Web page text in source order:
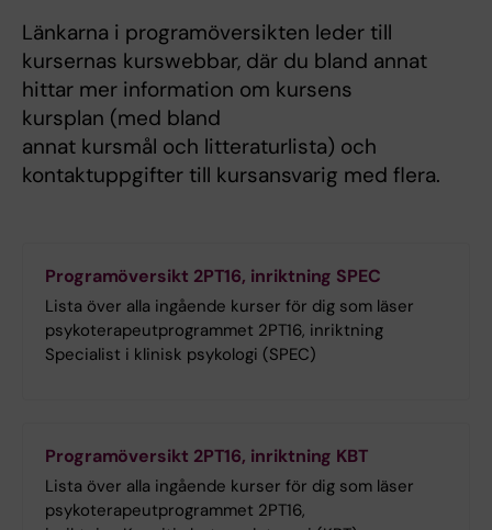
Länkarna i programöversikten leder till
kursernas kurswebbar, där du bland annat
hittar mer information om kursens
kursplan (med bland
annat kursmål och litteraturlista) och
kontaktuppgifter till kursansvarig med flera.
Programöversikt 2PT16, inriktning SPEC
Lista över alla ingående kurser för dig som läser
psykoterapeutprogrammet 2PT16, inriktning
Specialist i klinisk psykologi (SPEC)
Programöversikt 2PT16, inriktning KBT
Lista över alla ingående kurser för dig som läser
psykoterapeutprogrammet 2PT16,